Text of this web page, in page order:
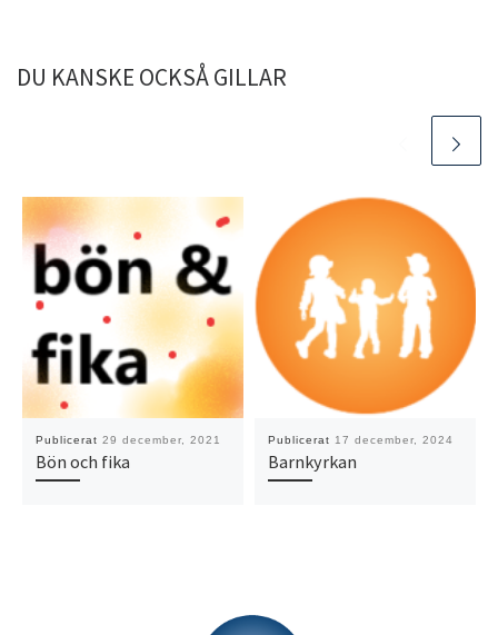
DU KANSKE OCKSÅ GILLAR
Publicerat 29 december, 2021
Bön och fika
Publicerat 17 december, 2024
Barnkyrkan